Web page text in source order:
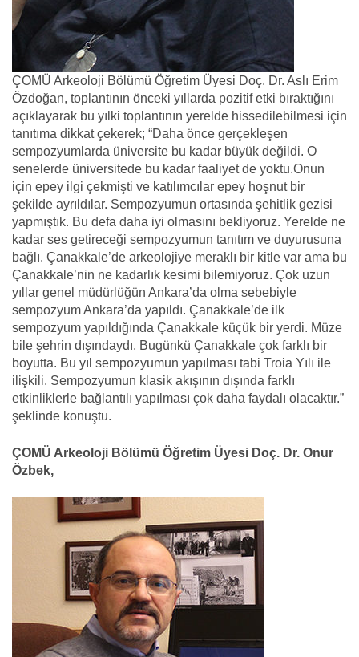
ÇOMÜ Arkeoloji Bölümü Öğretim Üyesi Doç. Dr. Aslı Erim
Özdoğan, toplantının önceki yıllarda pozitif etki bıraktığını
açıklayarak bu yılki toplantının yerelde hissedilebilmesi için
tanıtıma dikkat çekerek; “Daha önce gerçekleşen
sempozyumlarda üniversite bu kadar büyük değildi. O
senelerde üniversitede bu kadar faaliyet de yoktu.Onun
için epey ilgi çekmişti ve katılımcılar epey hoşnut bir
şekilde ayrıldılar. Sempozyumun ortasında şehitlik gezisi
yapmıştık. Bu defa daha iyi olmasını bekliyoruz. Yerelde ne
kadar ses getireceği sempozyumun tanıtım ve duyurusuna
bağlı. Çanakkale’de arkeolojiye meraklı bir kitle var ama bu
Çanakkale’nin ne kadarlık kesimi bilemiyoruz. Çok uzun
yıllar genel müdürlüğün Ankara’da olma sebebiyle
sempozyum Ankara’da yapıldı. Çanakkale’de ilk
sempozyum yapıldığında Çanakkale küçük bir yerdi. Müze
bile şehrin dışındaydı. Bugünkü Çanakkale çok farklı bir
boyutta. Bu yıl sempozyumun yapılması tabi Troia Yılı ile
ilişkili. Sempozyumun klasik akışının dışında farklı
etkinliklerle bağlantılı yapılması çok daha faydalı olacaktır.”
şeklinde konuştu.
ÇOMÜ Arkeoloji Bölümü Öğretim Üyesi Doç. Dr. Onur
Özbek,